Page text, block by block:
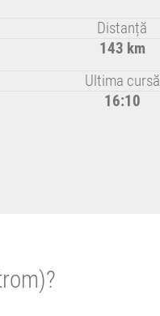
Distanță
143 km
Ultima cursă
16:10